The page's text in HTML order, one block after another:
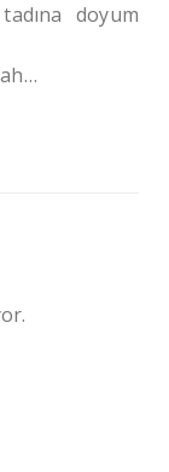
doyum